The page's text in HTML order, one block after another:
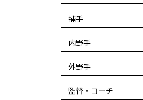
捕手
内野手
外野手
監督・コーチ